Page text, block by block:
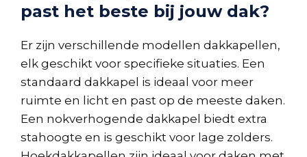
past het beste bij jouw dak?
Er zijn verschillende modellen dakkapellen,
elk geschikt voor specifieke situaties. Een
standaard dakkapel is ideaal voor meer
ruimte en licht en past op de meeste daken.
Een nokverhogende dakkapel biedt extra
stahoogte en is geschikt voor lage zolders.